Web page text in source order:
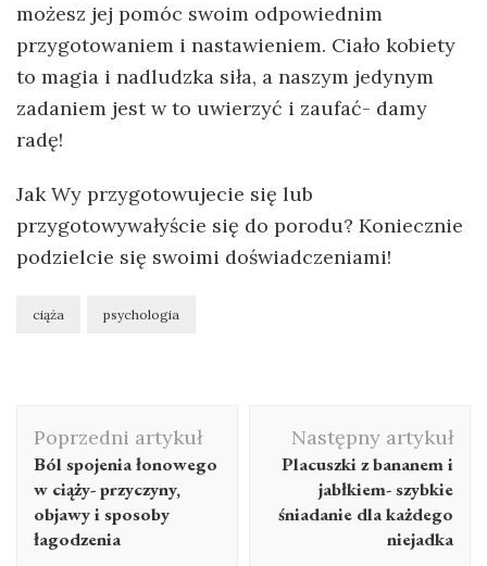
możesz jej pomóc swoim odpowiednim
przygotowaniem i nastawieniem. Ciało kobiety
to magia i nadludzka siła, a naszym jedynym
zadaniem jest w to uwierzyć i zaufać- damy
radę!
Jak Wy przygotowujecie się lub
przygotowywałyście się do porodu? Koniecznie
podzielcie się swoimi doświadczeniami!
ciąża psychologia
Poprzedni artykuł
Ból spojenia łonowego
w ciąży- przyczyny,
objawy i sposoby
łagodzenia
Następny artykuł
Placuszki z bananem i
jabłkiem- szybkie
śniadanie dla każdego
niejadka